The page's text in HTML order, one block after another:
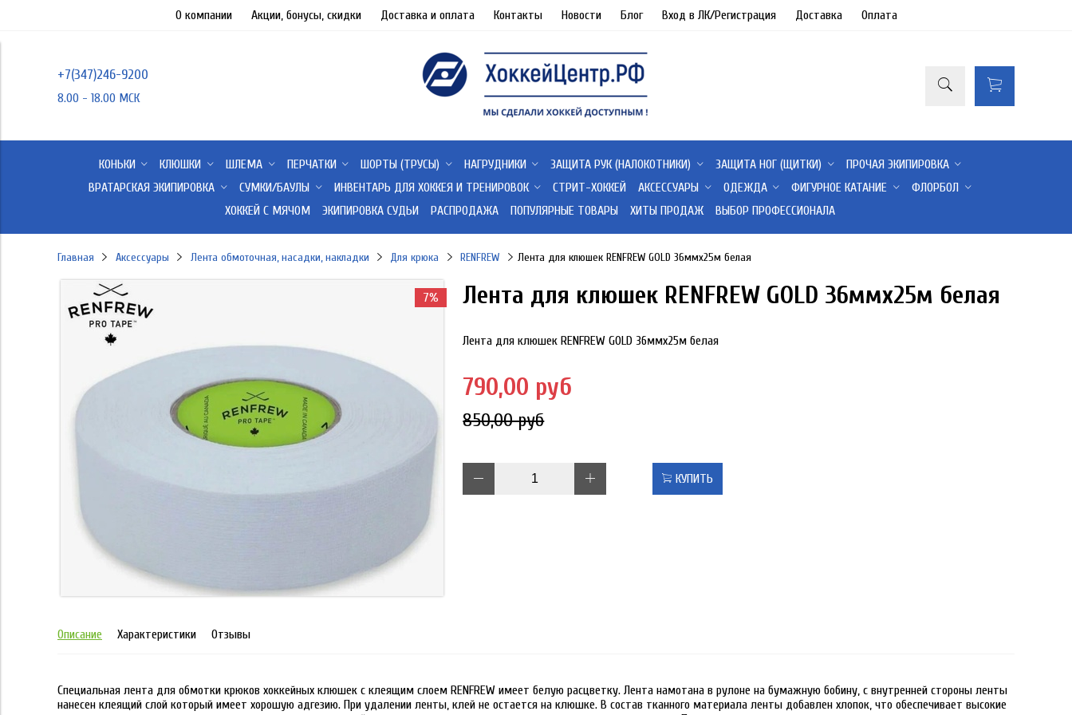
О компании Акции, бонусы, скидки Доставка и оплата Контакты Новости Блог Вход в ЛК/Регистрация Доставка Оплата
+7(347)246-9200
8.00 - 18.00 МСК
КОНЬКИ КЛЮШКИ ШЛЕМА ПЕРЧАТКИ ШОРТЫ (ТРУСЫ) НАГРУДНИКИ ЗАЩИТА РУК (НАЛОКОТНИКИ) ЗАЩИТА НОГ (ЩИТКИ)
ПРОЧАЯ ЭКИПИРОВКА
ВРАТАРСКАЯ ЭКИПИРОВКА
СУМКИ/БАУЛЫ ИНВЕНТАРЬ ДЛЯ ХОККЕЯ И ТРЕНИРОВОК СТРИТ-ХОККЕЙ АКСЕССУАРЫ ОДЕЖДА ФИГУРНОЕ КАТАНИЕ
ФЛОРБОЛ
ХОККЕЙ С МЯЧОМ
ЭКИПИРОВКА СУДЬИ РАСПРОДАЖА ПОПУЛЯРНЫЕ ТОВАРЫ ХИТЫ ПРОДАЖ ВЫБОР ПРОФЕССИОНАЛА
Главная Аксессуары Лента обмоточная, насадки, накладки Для крюка RENFREW Лента для клюшек RENFREW GOLD 36ммx25м белая
7% Лента для клюшек RENFREW GOLD 36ммx25м белая
Лента для клюшек RENFREW GOLD 36ммx25м белая
790,00 руб
850,00 руб
КУПИТЬ
Описание Характеристики Отзывы
Специальная лента для обмотки крюков хоккейных клюшек с клеящим слоем RENFREW имеет белую расцветку. Лента намотана в рулоне на бумажную бобину, с внутренней стороны ленты
нанесен клеящий слой который имеет хорошую адгезию. При удалении ленты, клей не остается на клюшке. В состав тканного материала ленты добавлен хлопок, что обеспечивает высокие